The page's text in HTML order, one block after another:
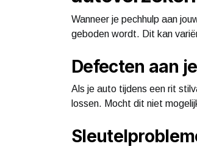
Wanneer je pechhulp aan
geboden wordt. Dit kan
Defecten aan
Als je auto tijdens een rit
lossen. Mocht dit niet